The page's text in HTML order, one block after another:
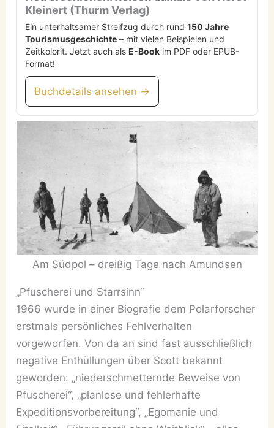
Kleinert (Thurm Verlag)
Ein unterhaltsamer Streifzug durch rund150 Jahre
Tourismusgeschichte – mit vielen Beispielen und
Zeitkolorit. Jetzt auch alsE-Book im PDF oder EPUB-
Format!
Buchdetails ansehen →
Am Südpol – dreißig Tage nach Amundsen
„Pfuscherei und Starrsinn“
1966 wurde in einer Biografie dem Polarforscher
erstmals persönliches Fehlverhalten
vorgeworfen. Von da an sind fast ausschließlich
negative Enthüllungen über Scott bekannt
geworden: „niederschmetternde Beweise von
Pfuscherei“, „planlose und fehlerhafte
Expeditionsvorbereitung“, „Egomanie und